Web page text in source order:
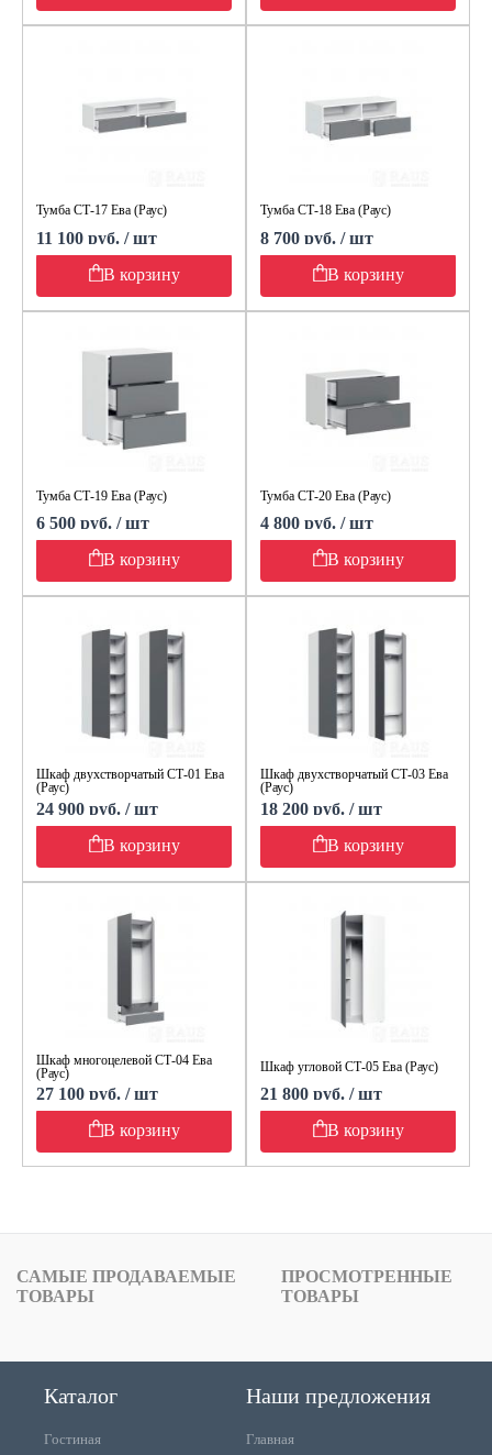
Тумба СТ-17 Ева (Раус)
11 100 руб. / шт
В корзину
Тумба СТ-18 Ева (Раус)
8 700 руб. / шт
В корзину
Тумба СТ-19 Ева (Раус)
6 500 руб. / шт
В корзину
Тумба СТ-20 Ева (Раус)
4 800 руб. / шт
В корзину
Шкаф двухстворчатый СТ-01 Ева
(Раус)
24 900 руб. / шт
В корзину
Шкаф двухстворчатый СТ-03 Ева
(Раус)
18 200 руб. / шт
В корзину
Шкаф многоцелевой СТ-04 Ева
(Раус)
27 100 руб. / шт
В корзину
Шкаф угловой СТ-05 Ева (Раус)
21 800 руб. / шт
В корзину
САМЫЕ ПРОДАВАЕМЫЕ
ТОВАРЫ
ПРОСМОТРЕННЫЕ
ТОВАРЫ
Каталог
Гостиная
Наши предложения
Главная